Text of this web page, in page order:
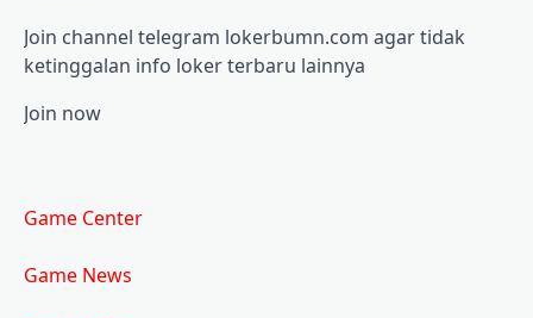
Join channel telegram lokerbumn.com agar tidak
ketinggalan info loker terbaru lainnya
Join now
Game Center
Game News